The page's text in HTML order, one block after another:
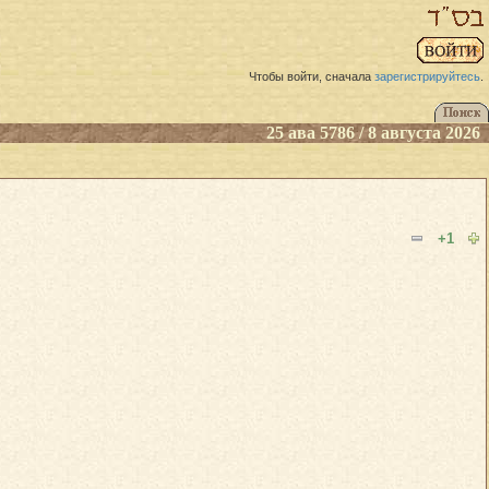
Чтобы войти, сначала зарегистрируйтесь.
25 ава 5786 / 8 августа 2026
+1